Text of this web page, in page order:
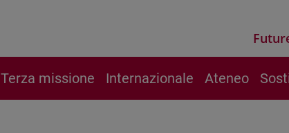
Terza missione Internazionale Ateneo